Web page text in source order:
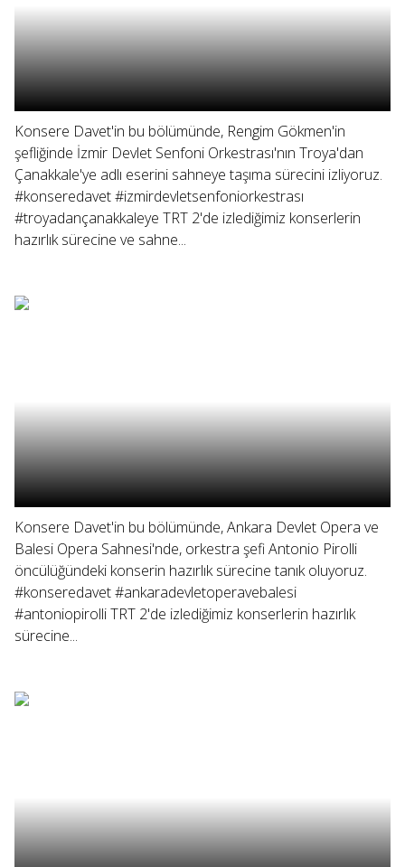
Konsere Davet'in bu bölümünde, Rengim Gökmen'in
şefliğinde İzmir Devlet Senfoni Orkestrası'nın Troya'dan
Çanakkale'ye adlı eserini sahneye taşıma sürecini izliyoruz.
#konseredavet #izmirdevletsenfoniorkestrası
#troyadançanakkaleye TRT 2'de izlediğimiz konserlerin
hazırlık sürecine ve sahne...
Konsere Davet'in bu bölümünde, Ankara Devlet Opera ve
Balesi Opera Sahnesi'nde, orkestra şefi Antonio Pirolli
öncülüğündeki konserin hazırlık sürecine tanık oluyoruz.
#konseredavet #ankaradevletoperavebalesi
#antoniopirolli TRT 2'de izlediğimiz konserlerin hazırlık
sürecine...